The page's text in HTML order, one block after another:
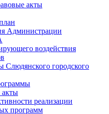
акты
Администрации
воздействия
городского
реализации
программ